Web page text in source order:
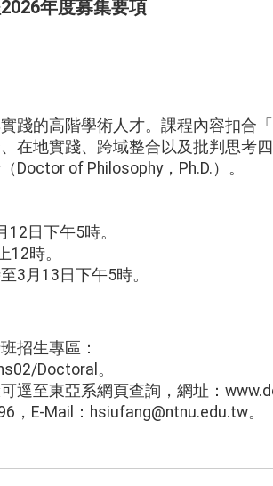
年度募集要項
踐的高階學術人才。課程內容扣合
在地實踐、跨域整合以及批判思考
of Philosophy，Ph.D.）。
日下午5時。
12時。
3月13日下午5時。
招生專區：
Doctoral。
逕至東亞系網頁查詢，網址：
E-Mail：hsiufang@ntnu.edu.tw。